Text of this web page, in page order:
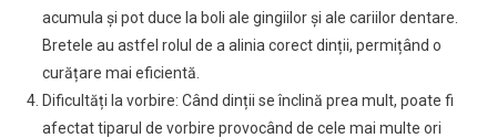
acumula și pot duce la boli ale gingiilor și ale cariilor dentare.
Bretele au astfel rolul de a alinia corect dinții, permițând o
curățare mai eficientă.
Dificultăți la vorbire: Când dinții se înclină prea mult, poate fi
afectat tiparul de vorbire provocând de cele mai multe ori